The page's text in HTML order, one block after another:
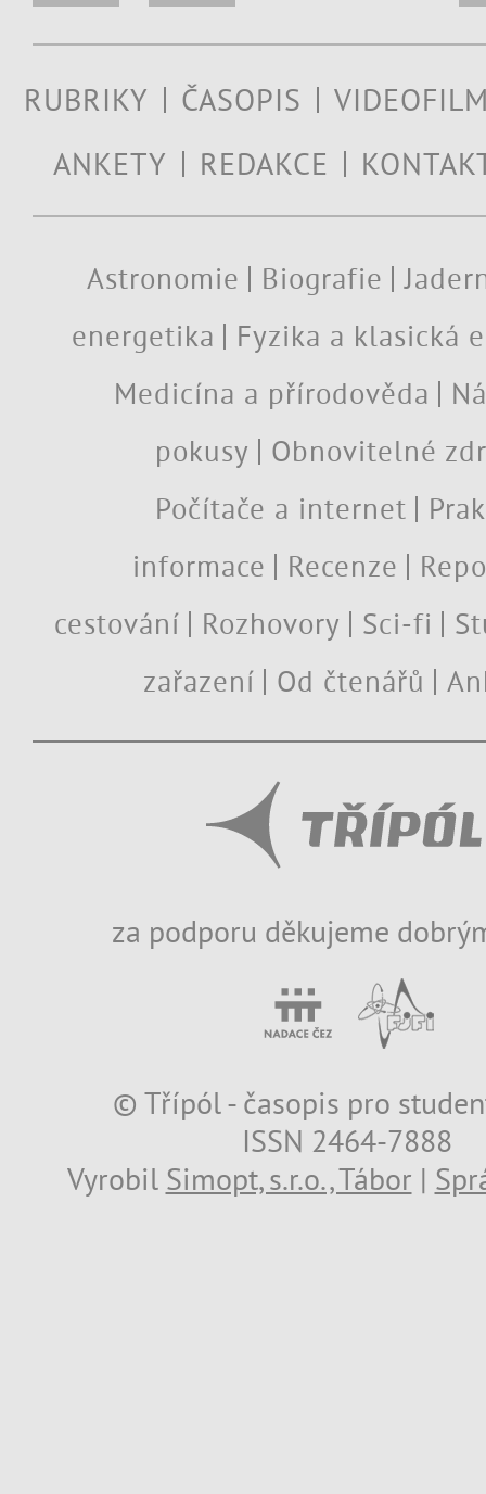
RUBRIKY ČASOPIS
ANKETY
REDAKCE
Astronomie Biografie
energetika
Fyzika a klasická
Medicína a přírodověda
pokusy
Obnovitelné
Počítače a internet
informace
Recenze
cestování
Rozhovory Sci-fi
zařazení
Od čtenářů
za podporu děkujeme
© Třípól - časopis pro
ISSN 2464-7888
Vyrobil Simopt, s.r.o., Tábor |